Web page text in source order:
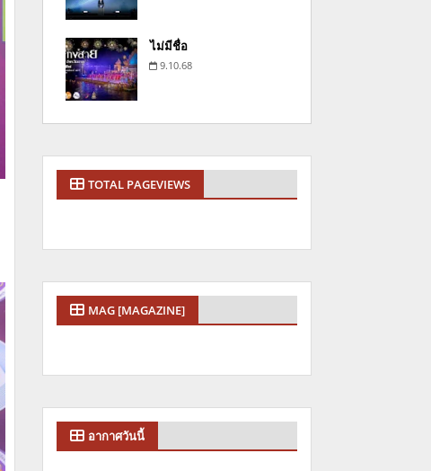
ไม่มีชื่อ
9.10.68
TOTAL PAGEVIEWS
MAG [MAGAZINE]
อากาศวันนี้